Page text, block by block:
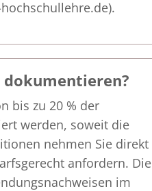
dokumentieren?
bis zu 20 % der
werden, soweit die
nehmen Sie direkt
anfordern. Die
im